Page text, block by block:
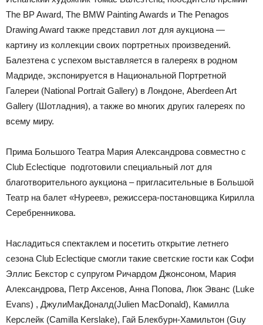
The BP Award, The BMW Painting Awards и The Penagos
Drawing Award также представил лот для аукциона —
картину из коллекции своих портретных произведений.
Балезтена с успехом выставляется в галереях в родном
Мадриде, экспонируется в Национальной Портретной
Галереи (National Portrait Gallery) в Лондоне, Aberdeen Art
Gallery (Шотладния), а также во многих других галереях по
всему миру.
Прима Большого Театра Мария Александрова совместно с
Club Eclectique подготовили специальный лот для
благотворительного аукциона – пригласительные в Большой
Театр на балет «Нуреев», режиссера-постановщика Кирилла
Серебренникова.
Насладиться спектаклем и посетить открытие летнего
сезона Club Eclectique смогли такие светские гости как Софи
Эллис Бекстор с супругом Ричардом Джонсоном, Мария
Александрова, Петр Аксенов, Анна Попова, Люк Эванс (Luke
Evans) , ДжулиМакДоналд(Julien MacDonald), Камилла
Керслейк (Camilla Kerslake), Гай Блекбурн-Хамильтон (Guy